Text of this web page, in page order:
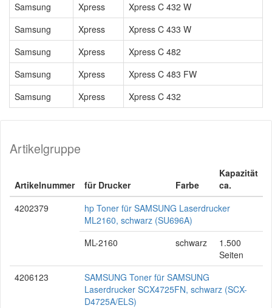
Samsung
Xpress
Xpress C 432 W
Samsung
Xpress
Xpress C 433 W
Samsung
Xpress
Xpress C 482
Samsung
Xpress
Xpress C 483 FW
Samsung
Xpress Xpress C 432
Artikelgruppe
Artikelnummer für Drucker Farbe
Kapazität
ca.
4202379
hp Toner für SAMSUNG Laserdrucker
ML2160, schwarz (SU696A)
ML-2160
schwarz
1.500
Seiten
4206123
SAMSUNG Toner für SAMSUNG
Laserdrucker SCX4725FN, schwarz (SCX-
D4725A/ELS)